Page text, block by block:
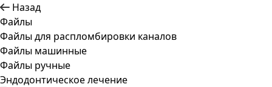
Назад
Файлы
Файлы для распломбировки каналов
Файлы машинные
Файлы ручные
Эндодонтическое лечение